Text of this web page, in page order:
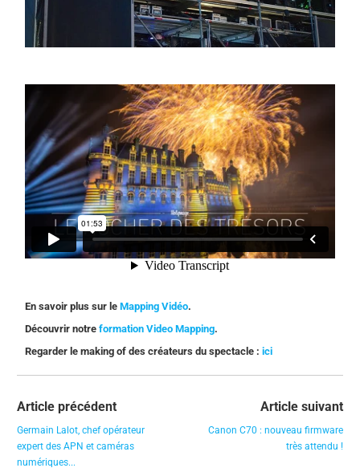
En savoir plus sur leMapping Vidéo.
Découvrir notreformation Video Mapping.
Regarder le making of des créateurs du spectacle :ici
Article précédent
Germain Lalot, chef opérateur
expert des APN et caméras
numériques...
Article suivant
Canon C70 : nouveau firmware
très attendu !